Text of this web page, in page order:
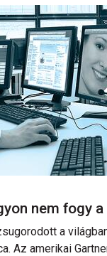
nem fogy a
a
Az amerikai